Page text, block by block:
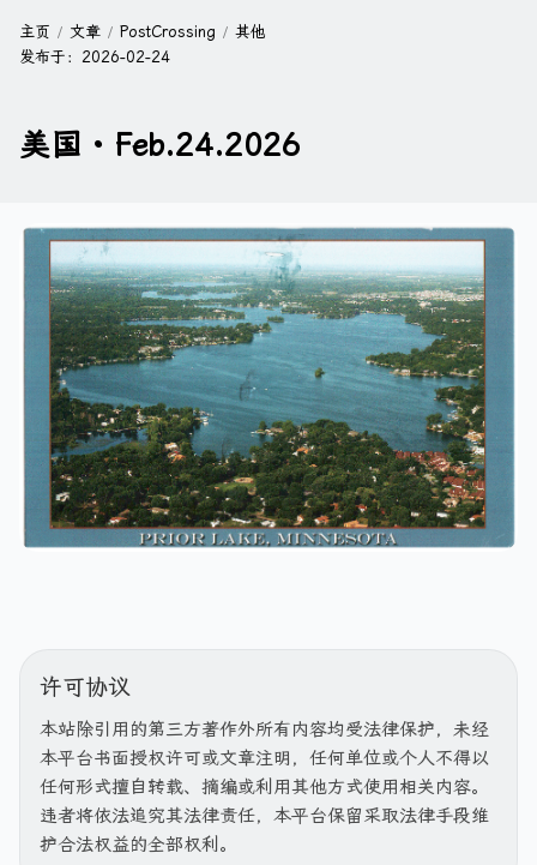
主页 文章 PostCrossing
其他
发布于： 2026-02-24
美国 · Feb.24.2026
许可协议
本站除引用的第三方著作外所有内容均受法律保护，未经
本平台书面授权许可或文章注明，任何单位或个人不得以
任何形式擅自转载、摘编或利用其他方式使用相关内容。
违者将依法追究其法律责任，本平台保留采取法律手段维
护合法权益的全部权利。